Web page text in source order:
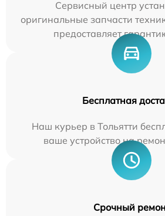
Сервисный центр
оригинальные запчасти
предоставляет
Бесплатная
Наш курьер в Тольятти
ваше устройство на
Срочный